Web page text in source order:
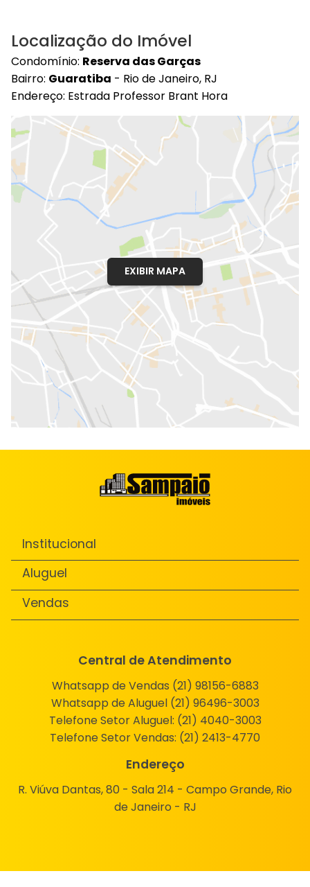
Localização do Imóvel
Condomínio: Reserva das Garças
Bairro: Guaratiba - Rio de Janeiro, RJ
Endereço: Estrada Professor Brant Hora
EXIBIR MAPA
Institucional
Aluguel
Vendas
Central de Atendimento
Whatsapp de Vendas (21) 98156-6883
Whatsapp de Aluguel (21) 96496-3003
Telefone Setor Aluguel: (21) 4040-3003
Telefone Setor Vendas: (21) 2413-4770
Endereço
R. Viúva Dantas, 80 - Sala 214 - Campo Grande, Rio
de Janeiro - RJ